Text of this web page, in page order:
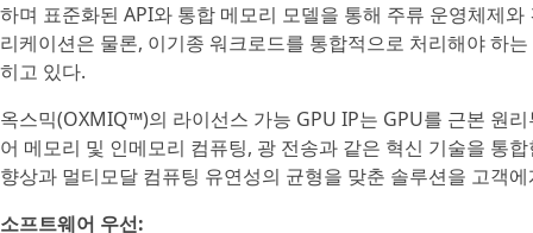
하며 표준화된 API와 통합 메모리 모델을 통해 주류 운영체제
리케이션은 물론, 이기종 워크로드를 통합적으로 처리해야 하
히고 있다.
옥스믹(OXMIQ™)의 라이선스 가능 GPU IP는 GPU를 근본 원
어 메모리 및 인메모리 컴퓨팅, 광 전송과 같은 혁신 기술을 통
향상과 멀티모달 컴퓨팅 유연성의 균형을 맞춘 솔루션을 고객
소프트웨어 우선: